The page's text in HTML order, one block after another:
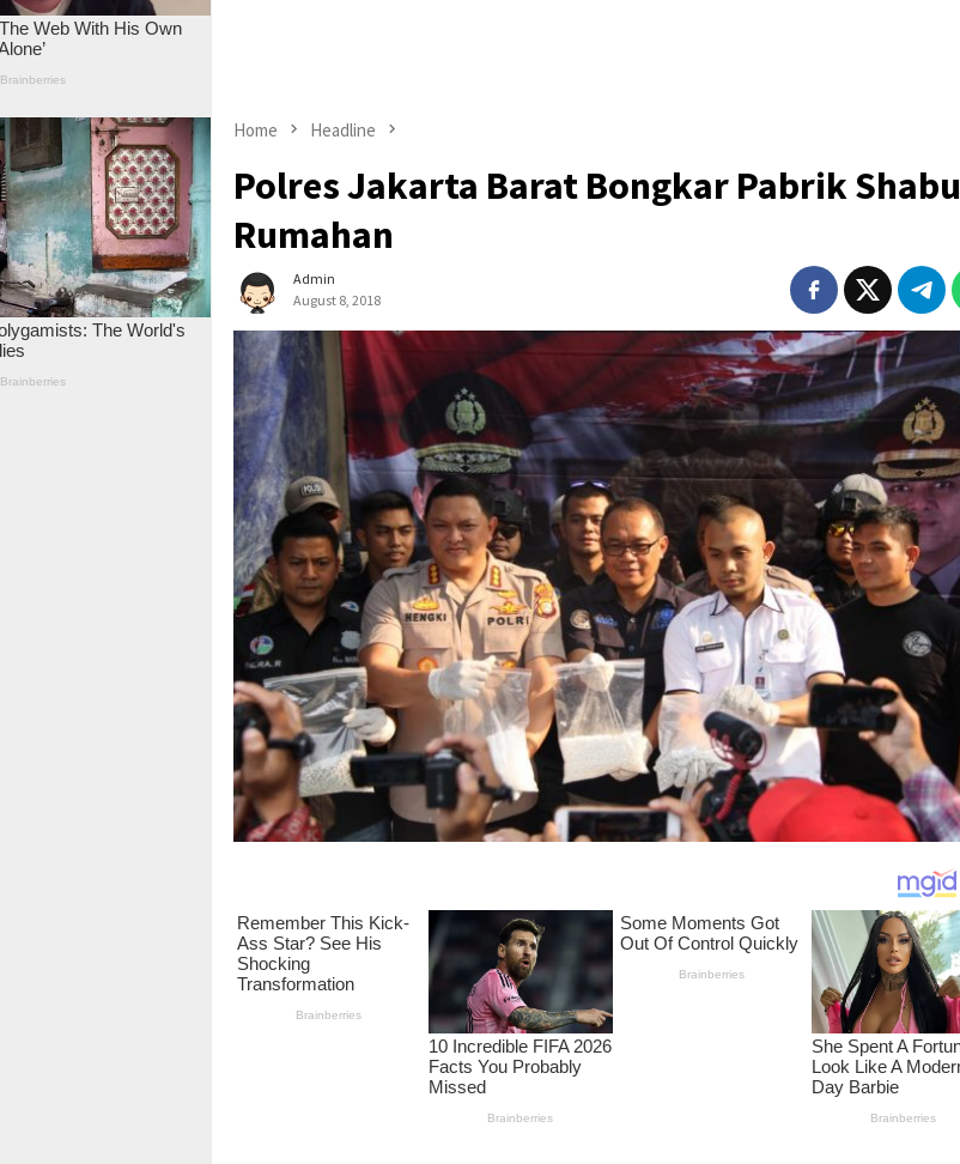
Home Headline
Polres Jakarta Barat Bongkar Pabrik Shabu
Rumahan
Admin
August 8, 2018